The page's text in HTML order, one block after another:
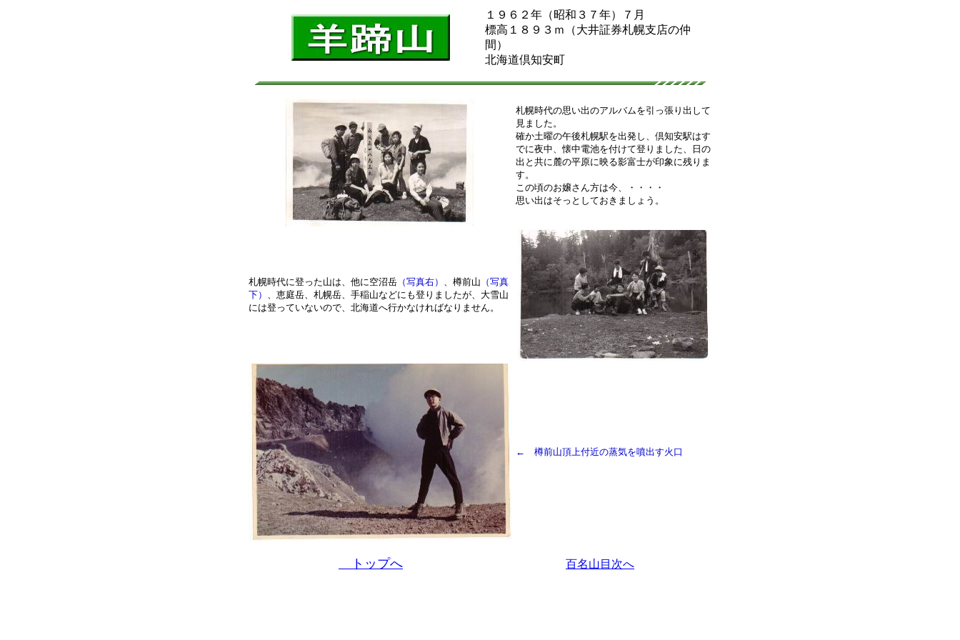
１９６２年（昭和３７年）７月
標高１８９３ｍ（大井証券札幌支店の仲
間）
北海道倶知安町
札幌時代の思い出のアルバムを引っ張り出して
見ました。
確か土曜の午後札幌駅を出発し、倶知安駅はす
でに夜中、懐中電池を付けて登りました、日の
出と共に麓の平原に映る影富士が印象に残りま
す。
この頃のお嬢さん方は今、・・・・
思い出はそっとしておきましょう。
札幌時代に登った山は、他に空沼岳（写真右） 、樽前山 （写真
下） 、恵庭岳、札幌岳、手稲山などにも登りましたが、大雪山
には登っていないので、北海道へ行かなければなりません。
← 樽前山頂上付近の蒸気を噴出す火口
トップへ 百名山目次へ